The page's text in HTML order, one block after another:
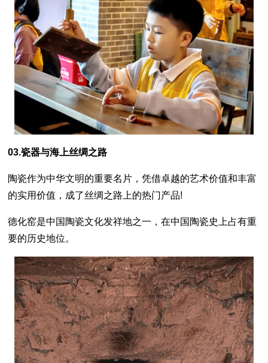
03.瓷器与海上丝绸之路
陶瓷作为中华文明的重要名片，凭借卓越的艺术价值和丰富
的实用价值，成了丝绸之路上的热门产品!
德化窑是中国陶瓷文化发祥地之一，在中国陶瓷史上占有重
要的历史地位。